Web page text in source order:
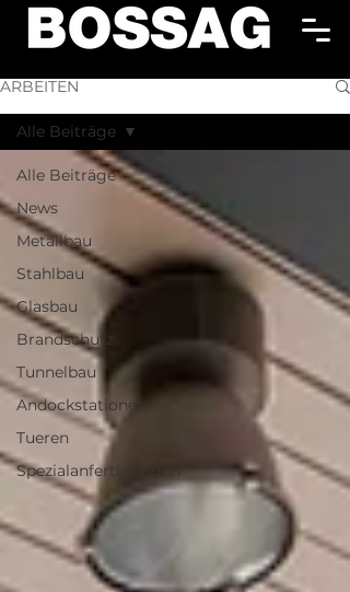
ARBEITEN
Alle Beiträge
News
Metallbau
Stahlbau
Glasbau
Brandschutz
Tunnelbau
Andockstationen
Tueren
Spezialanfertigungen
Alle Beiträge